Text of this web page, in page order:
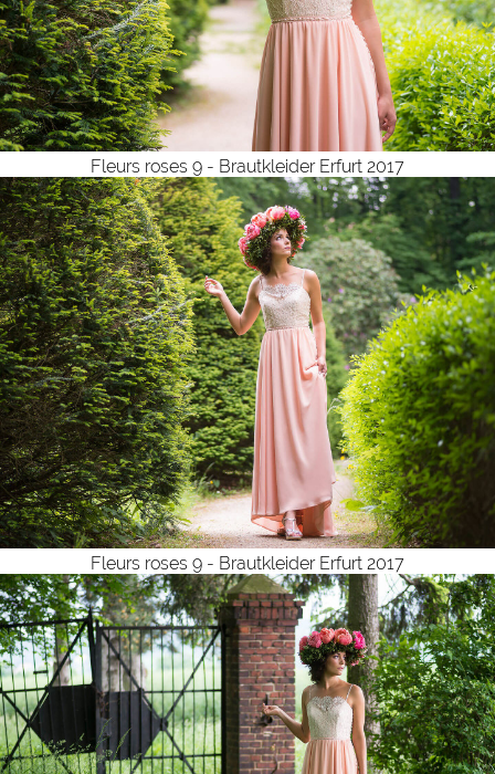
Fleurs roses 9 - Brautkleider Erfurt 2017
Fleurs roses 9 - Brautkleider Erfurt 2017